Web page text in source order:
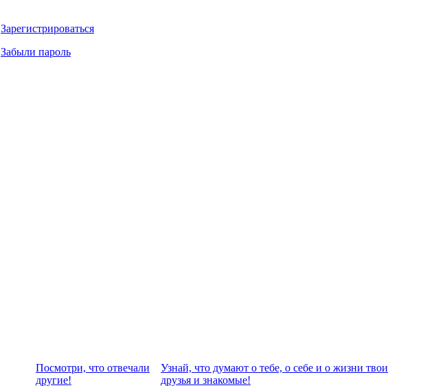
Зарегистрироваться
Забыли пароль
Посмотри, что отвeчали
другие!
Узнай, что думают о тебе, о себе и о жизни твои
друзья и знакомые!